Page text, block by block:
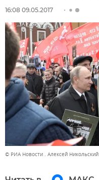
16:08 09.05.2017
© РИА Новости . Алексей Никольский